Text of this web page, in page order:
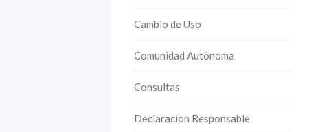
Cambio de Uso
Comunidad Autónoma
Consultas
Declaracion Responsable